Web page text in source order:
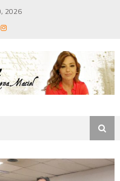
2026